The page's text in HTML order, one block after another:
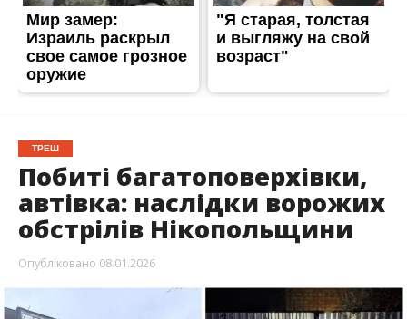
ТРЕШ
Побиті багатоповерхівки,
автівка: наслідки ворожих
обстрілів Нікопольщини
Опубліковано 08.01.2026